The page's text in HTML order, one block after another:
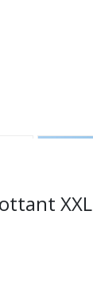
XXL